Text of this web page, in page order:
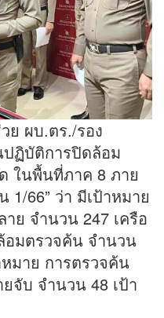
ย ผบ.ตร./รอง
ฏิบัติการปิดล้อม
ในพื้นที่ภาค 8 ภาย
66” ว่า มีเป้าหมาย
ย จำนวน 247 เครือ
อมตรวจค้น จำนวน
มาย การตรวจค้น
จับ จำนวน 48 เป้า